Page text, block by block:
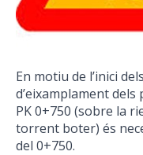
En motiu de l’inici
d’eixamplament
PK 0+750 (sobre la
torrent boter) és
del 0+750.